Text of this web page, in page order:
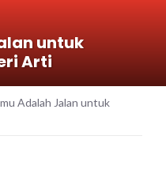
untuk
Arti
Adalah Jalan untuk